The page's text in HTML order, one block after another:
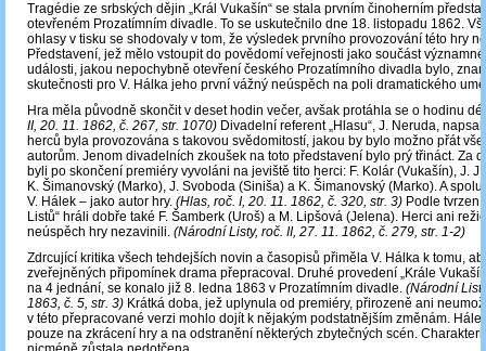
Tragédie ze srbských dějin „Král Vukašín“ se stala prvním činoherním
otevřeném Prozatímním divadle. To se uskutečnilo dne 18. listopadu 1862.
ohlasy v tisku se shodovaly v tom, že výsledek prvního provozování této hry
Představení, jež mělo vstoupit do povědomí veřejnosti jako součást
události, jakou nepochybně otevření českého Prozatímního divadla bylo,
skutečnosti pro V. Hálka jeho první vážný neúspěch na poli dramatického
Hra měla původně skončit v deset hodin večer, avšak protáhla se o hodinu
II, 20. 11. 1862, č. 267, str. 1070) Divadelní referent „Hlasu“, J. Neruda,
herců byla provozována s takovou svědomitostí, jakou by bylo možno přát
autorům. Jenom divadelních zkoušek na toto představení bylo prý třináct. Za
byli po skončení premiéry vyvoláni na jeviště tito herci: F. Kolár (Vukašín), J.
K. Šimanovský (Marko), J. Svoboda (Siniša) a K. Šimanovský (Marko). A
V. Hálek – jako autor hry. (Hlas, roč. I, 20. 11. 1862, č. 320, str. 3) Podle
Listů“ hráli dobře také F. Šamberk (Uroš) a M. Lipšová (Jelena). Herci ani
neúspěch hry nezavinili. (Národní Listy, roč. II, 27. 11. 1862, č. 279, str. 1-2)
Zdrcující kritika všech tehdejších novin a časopisů přiměla V. Hálka k tomu,
zveřejněných připomínek drama přepracoval. Druhé provedení „Krále
na 4 jednání, se konalo již 8. ledna 1863 v Prozatímním divadle. (Národní
1863, č. 5, str. 3) Krátká doba, jež uplynula od premiéry, přirozeně ani
v této přepracované verzi mohlo dojít k nějakým podstatnějším změnám.
pouze na zkrácení hry a na odstranění některých zbytečných scén.